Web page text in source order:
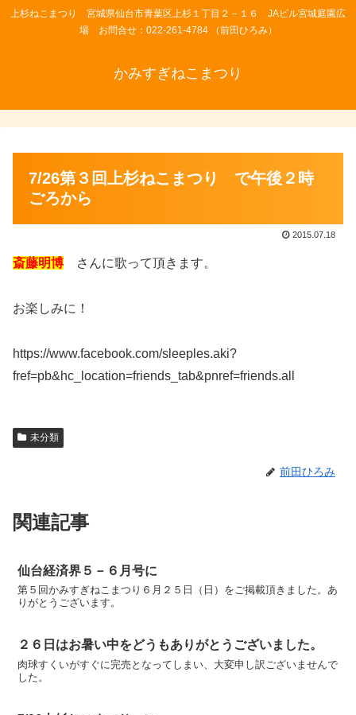
上杉ねこまつり 宮城県仙台市青葉区上杉１丁目２－１６ JAビル宮城庭園広
場 お問合せ：022-261-4784 （前田ひろみ）
かみすぎねこまつり
7/26第３回上杉ねこまつり で午後２時
ごろから
2015.07.18
斎藤明博 さんに歌って頂きます。
お楽しみに！
https://www.facebook.com/sleeples.aki?
fref=pb&hc_location=friends_tab&pnref=friends.all
未分類
前田ひろみ
関連記事
仙台経済界５－６月号に
第５回かみすぎねこまつり６月２５日（日）をご掲載頂きました。あ
りがとうございます。
２６日はお暑い中をどうもありがとうございました。
肉球すくいがすぐに完売となってしまい、大変申し訳ございませんで
した。